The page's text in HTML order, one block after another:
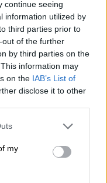
continue seeing
information utilized by
third parties prior to
of the further
by third parties on the
information may
on the IAB’s List of
disclose it to other
one or more Google
You may click to
third-party tags to
in below Google
my
φωτιά, με τη
των εθελοντώ
για τον
συνολικά222
8 ομάδες
7 αεροσκάφη